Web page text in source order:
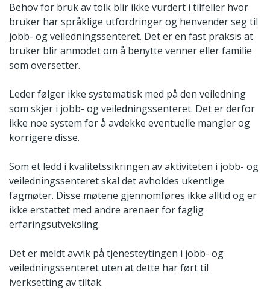
Behov for bruk av tolk blir ikke vurdert i tilfeller hvor
bruker har språklige utfordringer og henvender seg til
jobb- og veiledningssenteret. Det er en fast praksis at
bruker blir anmodet om å benytte venner eller familie
som oversetter.
Leder følger ikke systematisk med på den veiledning
som skjer i jobb- og veiledningssenteret. Det er derfor
ikke noe system for å avdekke eventuelle mangler og
korrigere disse.
Som et ledd i kvalitetssikringen av aktiviteten i jobb- og
veiledningssenteret skal det avholdes ukentlige
fagmøter. Disse møtene gjennomføres ikke alltid og er
ikke erstattet med andre arenaer for faglig
erfaringsutveksling.
Det er meldt avvik på tjenesteytingen i jobb- og
veiledningssenteret uten at dette har ført til
iverksetting av tiltak.